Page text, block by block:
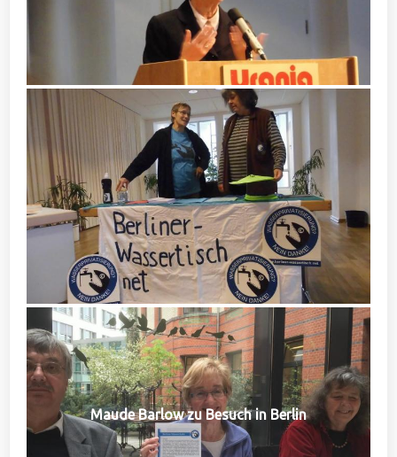
Maude Barlow zu Besuch in Berlin